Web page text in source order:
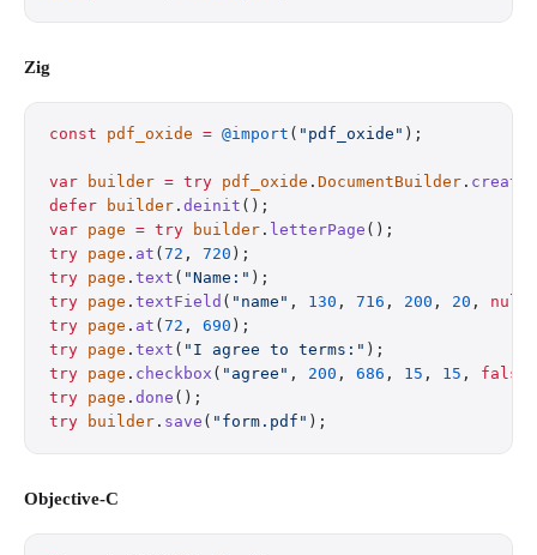
Zig
const pdf_oxide = @import ( "pdf_oxide" );
var builder = try pdf_oxide . DocumentBuilder . create
defer builder . deinit ();
var page = try builder . letterPage ();
try page . at ( 72 , 720 );
try page . text ( "Name:" );
try page . textField ( "name" , 130 , 716 , 200 , 20 , null
try page . at ( 72 , 690 );
try page . text ( "I agree to terms:" );
try page . checkbox ( "agree" , 200 , 686 , 15 , 15 , false
try page . done ();
try builder . save ( "form.pdf" );
Objective-C